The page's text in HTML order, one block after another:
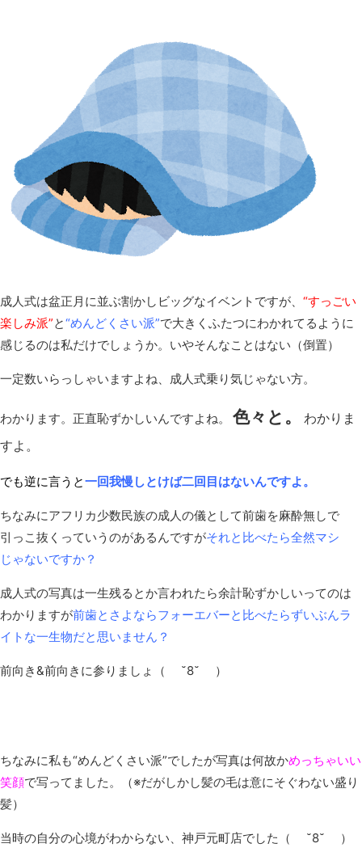
成人式は盆正月に並ぶ割かしビッグなイベントですが、 “すっごい
楽しみ派”と“めんどくさい派”で大きくふたつにわかれてるように
感じるのは私だけでしょうか。いやそんなことはない（倒置）
一定数いらっしゃいますよね、成人式乗り気じゃない方。
わかります。正直恥ずかしいんですよね。 色々と。
わかりま
すよ。
でも逆に言うと一回我慢しとけば二回目はないんですよ。
ちなみにアフリカ少数民族の成人の儀として前歯を麻酔無しで
引っこ抜くっていうのがあるんですがそれと比べたら全然マシ
じゃないですか？
成人式の写真は一生残るとか言われたら余計恥ずかしいってのは
わかりますが前歯とさよならフォーエバーと比べたらずいぶんラ
イトな一生物だと思いません？
前向き&前向きに参りましょ（ ˘8˘ ）
ちなみに私も“めんどくさい派”でしたが写真は何故かめっちゃいい
笑顔で写ってました。（※だがしかし髪の毛は意にそぐわない盛り
髪）
当時の自分の心境がわからない、神戸元町店でした（ ˘8˘ ）